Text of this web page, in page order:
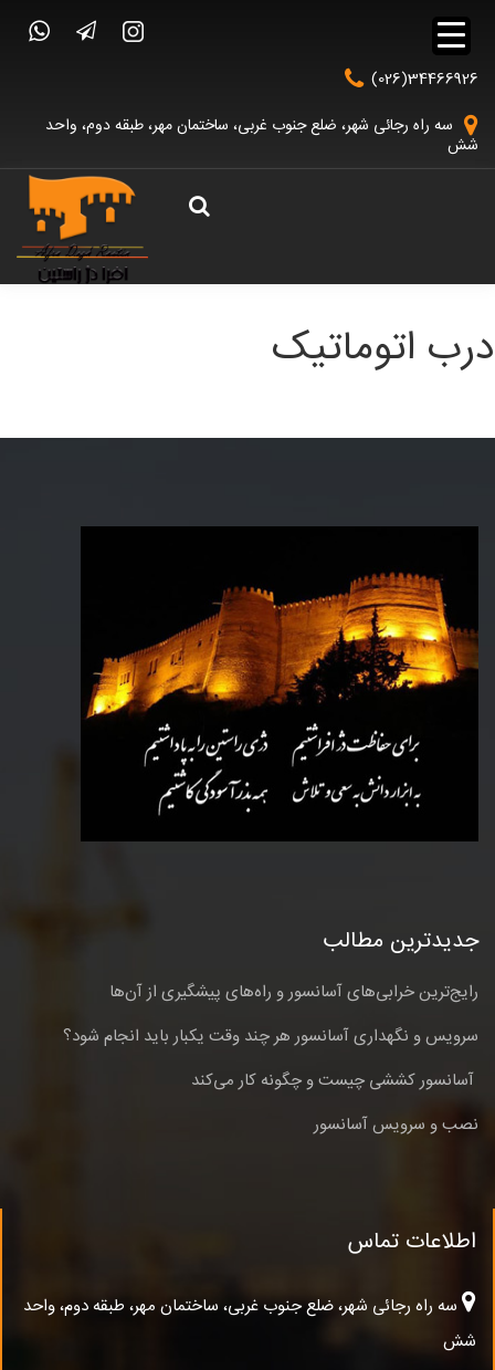
(026)34466926
سه راه رجائی شهر، ضلع جنوب غربی، ساختمان مهر، طبقه دوم، واحد
شش
درب اتوماتیک
جدیدترین مطالب
رایج‌ترین خرابی‌های آسانسور و راه‌های پیشگیری از آن‌ها
سرویس و نگهداری آسانسور هر چند وقت یکبار باید انجام شود؟
آسانسور کششی چیست و چگونه کار می‌کند
نصب و سرویس آسانسور
اطلاعات تماس
سه راه رجائی شهر، ضلع جنوب غربی، ساختمان مهر، طبقه دوم، واحد
شش